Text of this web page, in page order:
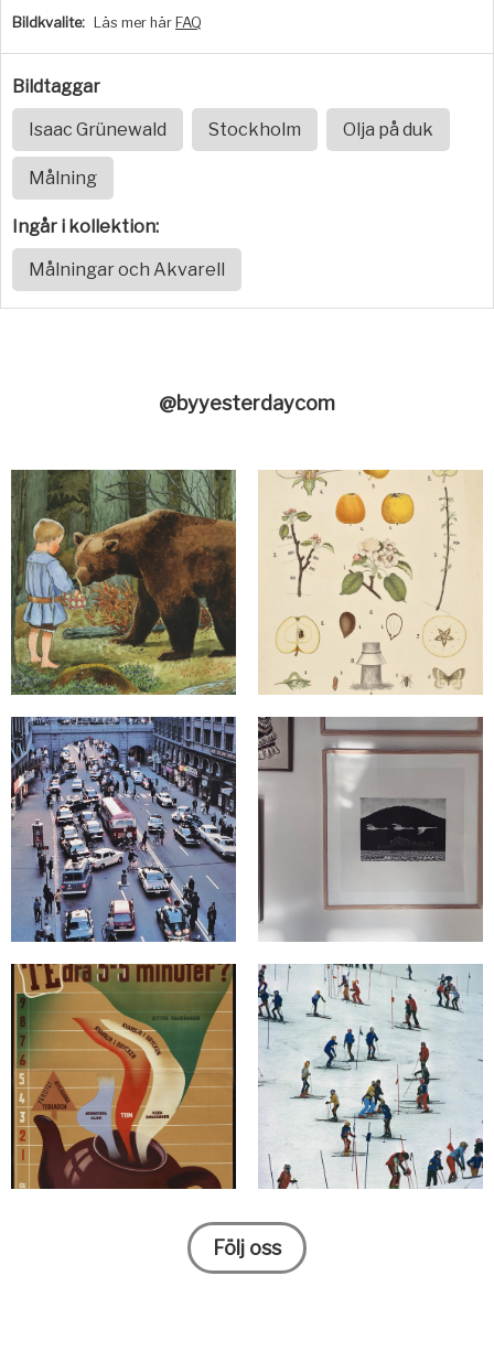
Bildkvalite:
Läs mer här FAQ
Bildtaggar
Isaac Grünewald Stockholm Olja på duk
Målning
Ingår i kollektion:
Målningar och Akvarell
@byyesterdaycom
Följ oss